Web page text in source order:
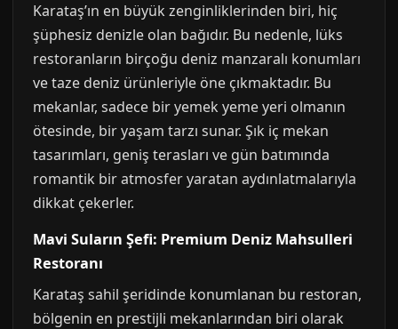
Karataş’ın en büyük zenginliklerinden biri, hiç
şüphesiz denizle olan bağıdır. Bu nedenle, lüks
restoranların birçoğu deniz manzaralı konumları
ve taze deniz ürünleriyle öne çıkmaktadır. Bu
mekanlar, sadece bir yemek yeme yeri olmanın
ötesinde, bir yaşam tarzı sunar. Şık iç mekan
tasarımları, geniş terasları ve gün batımında
romantik bir atmosfer yaratan aydınlatmalarıyla
dikkat çekerler.
Mavi Suların Şefi: Premium Deniz Mahsulleri
Restoranı
Karataş sahil şeridinde konumlanan bu restoran,
bölgenin en prestijli mekanlarından biri olarak